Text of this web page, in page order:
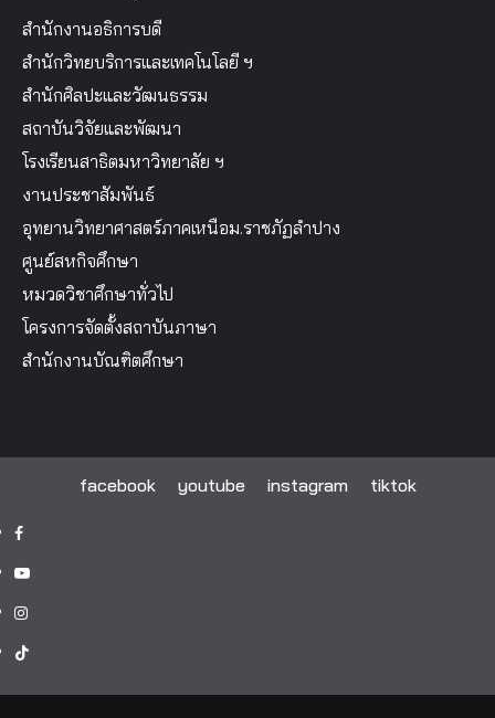
สำนักงานอธิการบดี
สำนักวิทยบริการและเทคโนโลยี ฯ
สำนักศิลปะและวัฒนธรรม
สถาบันวิจัยและพัฒนา
โรงเรียนสาธิตมหาวิทยาลัย ฯ
งานประชาสัมพันธ์
อุทยานวิทยาศาสตร์ภาคเหนือม.ราชภัฏลำปาง
ศูนย์สหกิจศึกษา
หมวดวิชาศึกษาทั่วไป
โครงการจัดตั้งสถาบันภาษา
สำนักงานบัณฑิตศึกษา
facebook youtube instagram tiktok
facebook
youtube
instagram
tiktok